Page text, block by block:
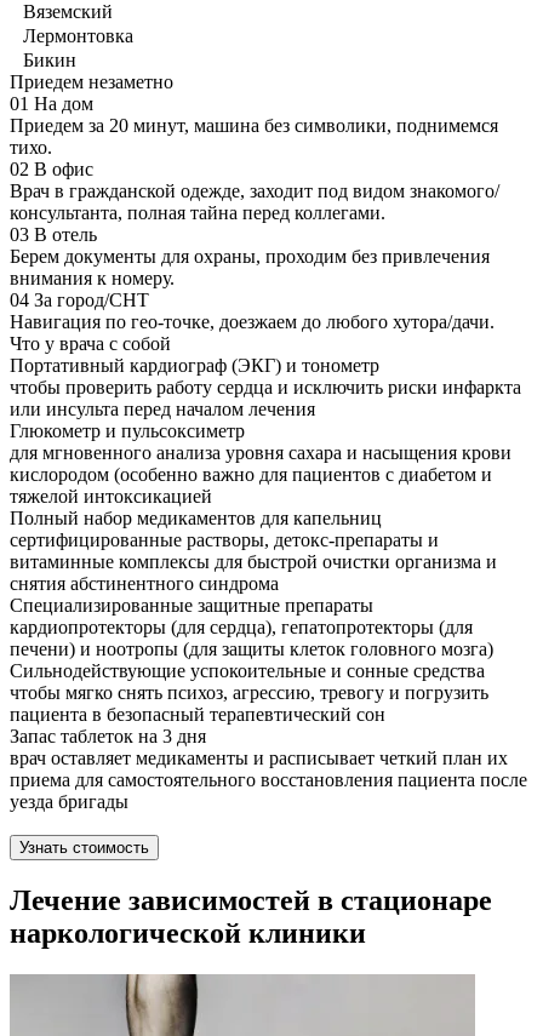
Вяземский
Лермонтовка
Бикин
Приедем незаметно
01 На дом
Приедем за 20 минут, машина без символики, поднимемся
тихо.
02 В офис
Врач в гражданской одежде, заходит под видом знакомого/
консультанта, полная тайна перед коллегами.
03 В отель
Берем документы для охраны, проходим без привлечения
внимания к номеру.
04 За город/СНТ
Навигация по гео-точке, доезжаем до любого хутора/дачи.
Что у врача с собой
Портативный кардиограф (ЭКГ) и тонометр
чтобы проверить работу сердца и исключить риски инфаркта
или инсульта перед началом лечения
Глюкометр и пульсоксиметр
для мгновенного анализа уровня сахара и насыщения крови
кислородом (особенно важно для пациентов с диабетом и
тяжелой интоксикацией
Полный набор медикаментов для капельниц
сертифицированные растворы, детокс-препараты и
витаминные комплексы для быстрой очистки организма и
снятия абстинентного синдрома
Специализированные защитные препараты
кардиопротекторы (для сердца), гепатопротекторы (для
печени) и ноотропы (для защиты клеток головного мозга)
Сильнодействующие успокоительные и сонные средства
чтобы мягко снять психоз, агрессию, тревогу и погрузить
пациента в безопасный терапевтический сон
Запас таблеток на 3 дня
врач оставляет медикаменты и расписывает четкий план их
приема для самостоятельного восстановления пациента после
уезда бригады
Узнать стоимость
Лечение зависимостей в стационаре
наркологической клиники